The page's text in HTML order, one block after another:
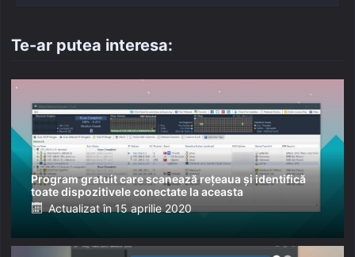
Te-ar putea interesa:
Program gratuit care scanează rețeaua și identifică
toate dispozitivele conectate la aceasta
Posted
Actualizat în 15 aprilie 2020